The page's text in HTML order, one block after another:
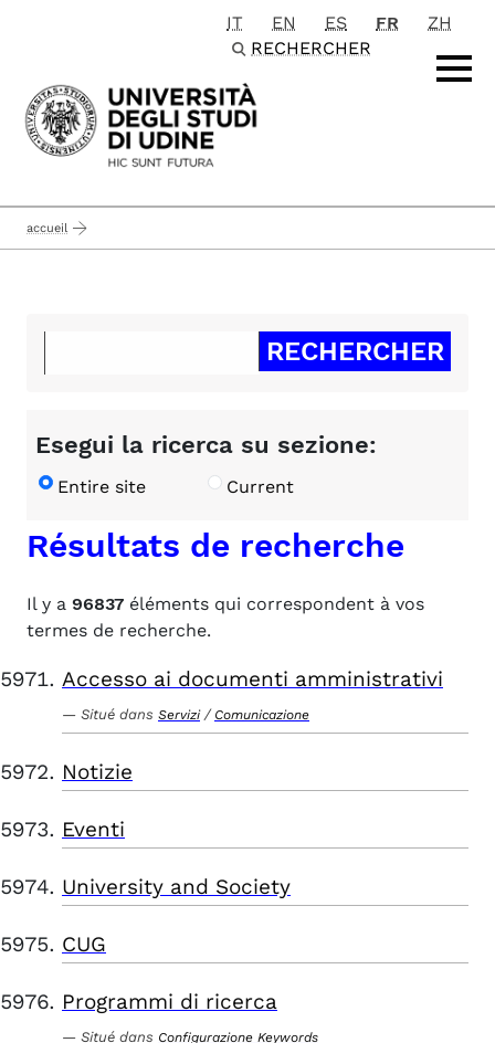
Passa al contenuto principale
IT EN ES FR
ZH
RECHERCHER
accueil
Esegui la ricerca su sezione:
Entire site Current
Résultats de recherche
Il y a 96837 éléments qui correspondent à vos
termes de recherche.
Accesso ai documenti amministrativi
Situé dans Servizi / Comunicazione
Notizie
Eventi
University and Society
CUG
Programmi di ricerca
Situé dans Configurazione Keywords